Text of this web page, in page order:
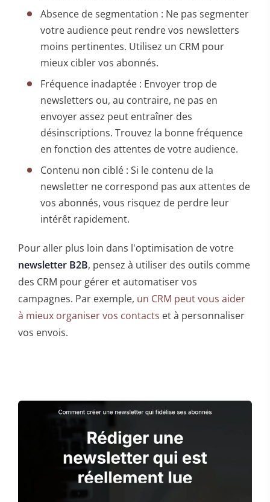
Absence de segmentation : Ne pas segmenter
votre audience peut rendre vos newsletters
moins pertinentes. Utilisez un CRM pour
mieux cibler vos abonnés.
Fréquence inadaptée : Envoyer trop de
newsletters ou, au contraire, ne pas en
envoyer assez peut entraîner des
désinscriptions. Trouvez la bonne fréquence
en fonction des attentes de votre audience.
Contenu non ciblé : Si le contenu de la
newsletter ne correspond pas aux attentes de
vos abonnés, vous risquez de perdre leur
intérêt rapidement.
Pour aller plus loin dans l'optimisation de votre
newsletter B2B, pensez à utiliser des outils comme
des CRM pour gérer et automatiser vos
campagnes. Par exemple, un CRM peut vous aider
à mieux organiser vos contacts et à personnaliser
vos envois.